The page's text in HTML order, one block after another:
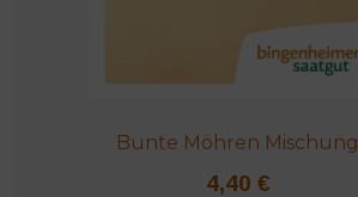
Bunte Möhren Mischung
4,40 €